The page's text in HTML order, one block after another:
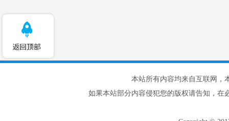
本站所有内容均来自互联网，
如果本站部分内容侵犯您的版权请告知，在